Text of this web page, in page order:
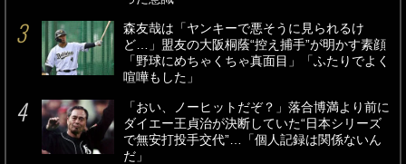
森友哉は「ヤンキーで悪そうに見られるけ
ど…」盟友の大阪桐蔭“控え捕手”が明かす素顔
「野球にめちゃくちゃ真面目」「ふたりでよく
喧嘩もした」
「おい、ノーヒットだぞ？」落合博満より前に
ダイエー王貞治が決断していた“日本シリーズ
で無安打投手交代”…「個人記録は関係ないん
だ」